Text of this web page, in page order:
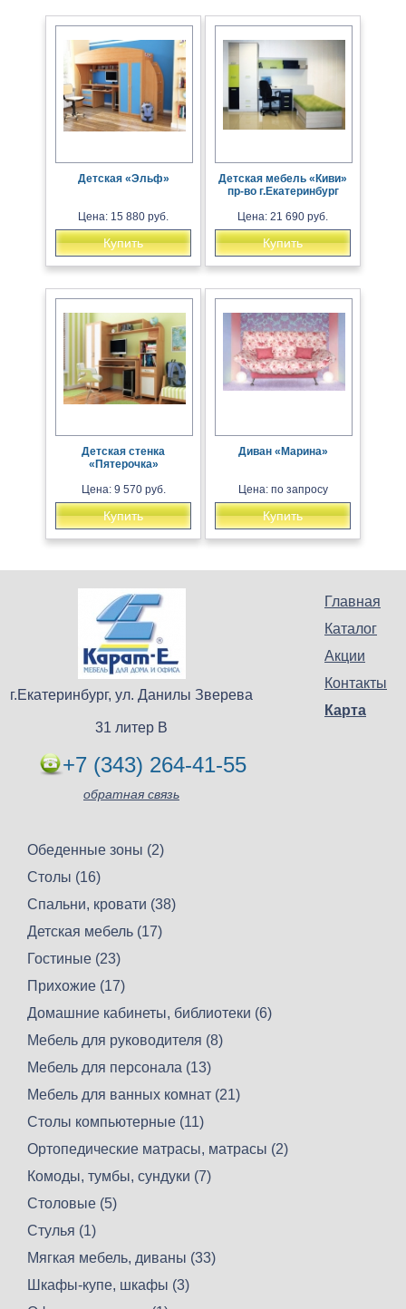
Детская «Эльф»
Цена: 15 880 руб.
Купить
Детская мебель «Киви»
пр-во г.Екатеринбург
Цена: 21 690 руб.
Купить
Детская стенка
«Пятерочка»
Цена: 9 570 руб.
Купить
Диван «Марина»
Цена: по запросу
Купить
Главная
Каталог
Акции
Контакты
Карта
г.Екатеринбург, ул. Данилы Зверева
31 литер В
+7 (343) 264-41-55
обратная связь
Обеденные зоны (2)
Столы (16)
Спальни, кровати (38)
Детская мебель (17)
Гостиные (23)
Прихожие (17)
Домашние кабинеты, библиотеки (6)
Мебель для руководителя (8)
Мебель для персонала (13)
Мебель для ванных комнат (21)
Столы компьютерные (11)
Ортопедические матрасы, матрасы (2)
Комоды, тумбы, сундуки (7)
Столовые (5)
Стулья (1)
Мягкая мебель, диваны (33)
Шкафы-купе, шкафы (3)